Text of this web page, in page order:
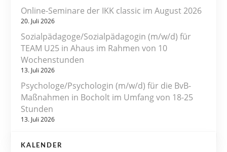
Online-Seminare der IKK classic im August 2026
20. Juli 2026
Sozialpädagoge/Sozialpädagogin (m/w/d) für
TEAM U25 in Ahaus im Rahmen von 10
Wochenstunden
13. Juli 2026
Psychologe/Psychologin (m/w/d) für die BvB-
Maßnahmen in Bocholt im Umfang von 18-25
Stunden
13. Juli 2026
KALENDER